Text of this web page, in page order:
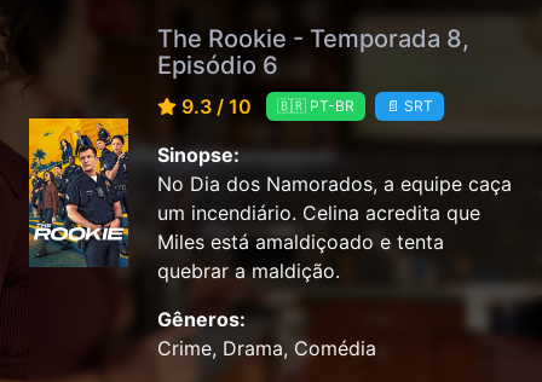
The Rookie - Temporada 8,
Episódio 6
9.3 / 10 🇧🇷 PT-BR 📄 SRT
Sinopse:
No Dia dos Namorados, a equipe caça
um incendiário. Celina acredita que
Miles está amaldiçoado e tenta
quebrar a maldição.
Gêneros:
Crime, Drama, Comédia